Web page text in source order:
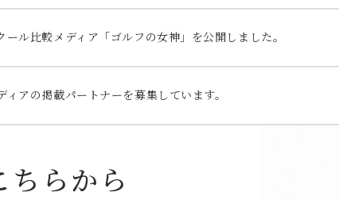
ール比較メディア「ゴルフの女神」を公開しました。
ィアの掲載パートナーを募集しています。
ちらから